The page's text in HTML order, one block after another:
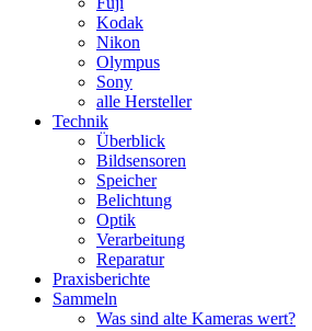
Kodak
Nikon
Olympus
Sony
alle Hersteller
Technik
Überblick
Bildsensoren
Speicher
Belichtung
Optik
Verarbeitung
Reparatur
Praxisberichte
Sammeln
Was sind alte Kameras wert?